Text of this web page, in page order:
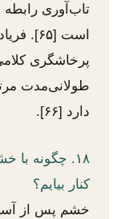
تاب‌آوری رابطه
است
پرخاشگری
طولانی‌مدت
دارد [۶۶].
۱۸. چگونه
کنار بیایم؟
خشم پس از